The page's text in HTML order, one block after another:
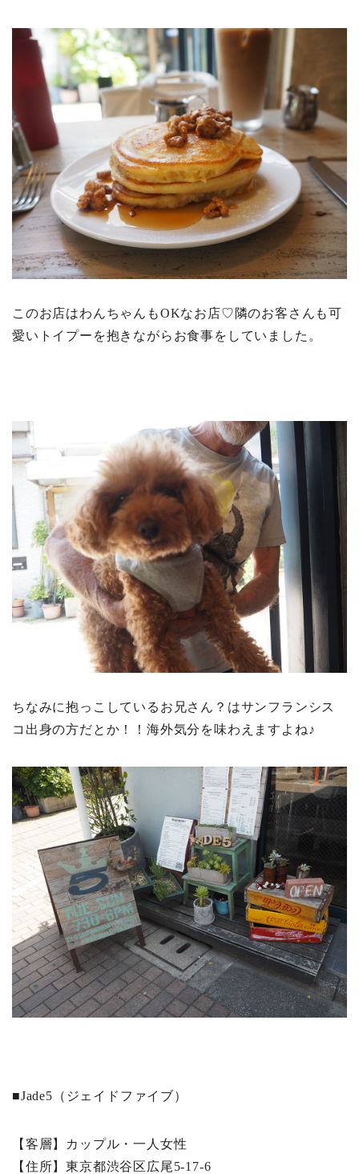
このお店はわんちゃんもOKなお店♡隣のお客さんも可
愛いトイプーを抱きながらお食事をしていました。
ちなみに抱っこしているお兄さん？はサンフランシス
コ出身の方だとか！！海外気分を味わえますよね♪
■Jade5（ジェイドファイブ）
【客層】カップル・一人女性
【住所】東京都渋谷区広尾5-17-6